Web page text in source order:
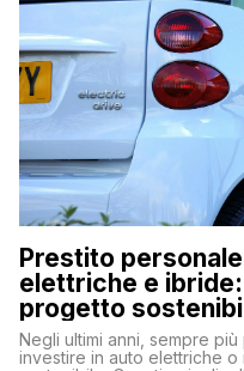
Prestito
elettriche e
progetto
Negli ultimi anni, sempre
investire in auto elettriche